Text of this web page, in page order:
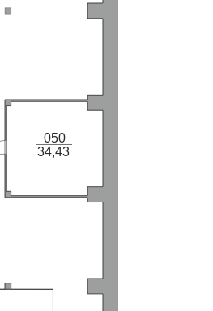
050
34,43